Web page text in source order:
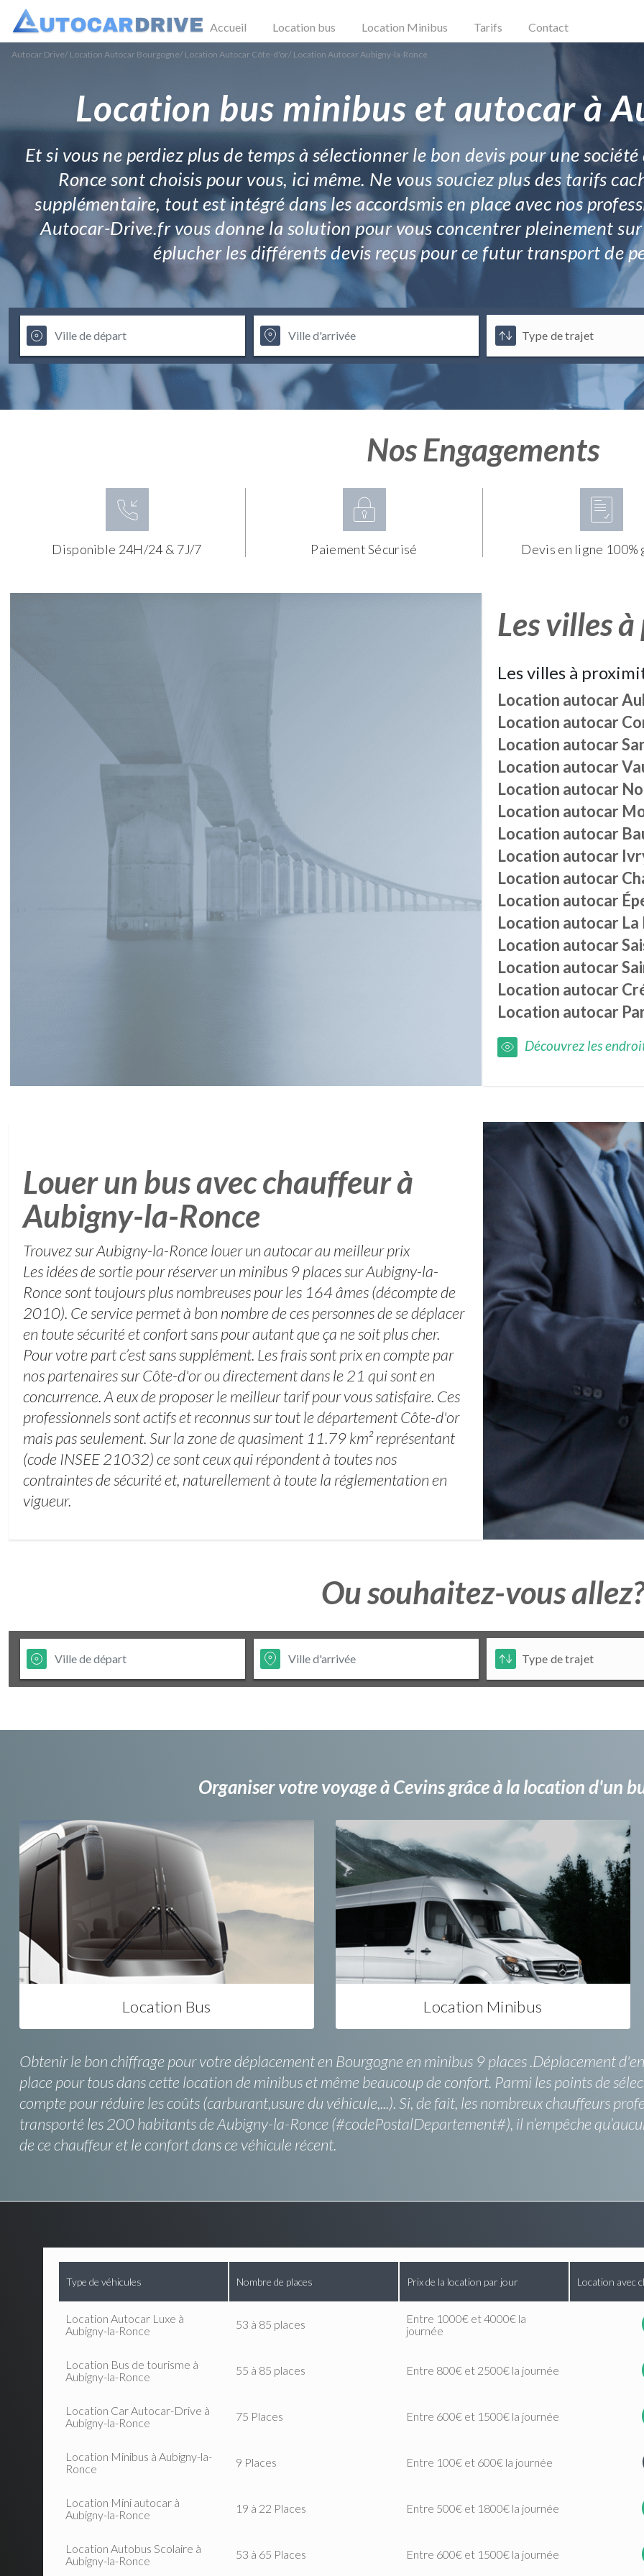
Accueil Location bus Location Minibus Tarifs Contact
Autocar Drive/ Location Autocar Bourgogne/ Location Autocar Côte-d'or/ Location Autocar Aubigny-la-Ronce
Location bus minibus et autocar à
Et si vous ne perdiez plus de temps à sélectionner le bon devis pour une
Ronce sont choisis pour vous, ici même. Ne vous souciez plus des tarifs
supplémentaire, tout est intégré dans les accordsmis en place avec nos
Autocar-Drive.fr vous donne la solution pour vous concentrer pleinement
éplucher les différents devis reçus pour ce futur transport de
Nos Engagements
Disponible 24H/24 & 7J/7 Paiement Sécurisé Devis en ligne
Les villes
Les villes à
Location autocar
Location autocar
Location autocar
Location autocar
Location autocar
Location autocar
Location autocar
Location autocar
Location autocar
Location autocar
Location autocar
Location autocar
Location autocar
Location autocar
Location autocar
Découvrez les
Louer un bus avec chauffeur à
Aubigny-la-Ronce
Trouvez sur Aubigny-la-Ronce louer un autocar au meilleur prix
Les idées de sortie pour réserver un minibus 9 places sur Aubigny-la-
Ronce sont toujours plus nombreuses pour les 164 âmes (décompte de
2010). Ce service permet à bon nombre de ces personnes de se déplacer
en toute sécurité et confort sans pour autant que ça ne soit plus cher.
Pour votre part c’est sans supplément. Les frais sont prix en compte par
nos partenaires sur Côte-d'or ou directement dans le 21 qui sont en
concurrence. A eux de proposer le meilleur tarif pour vous satisfaire. Ces
professionnels sont actifs et reconnus sur tout le département Côte-d'or
mais pas seulement. Sur la zone de quasiment 11.79 km² représentant
(code INSEE 21032) ce sont ceux qui répondent à toutes nos
contraintes de sécurité et, naturellement à toute la réglementation en
vigueur.
Ou souhaitez-vous allez?
Organiser votre voyage à Cevins grâce à la location d'un
Location Bus Location Minibus
Obtenir le bon chiffrage pour votre déplacement en Bourgogne en minibus 9 places .Déplacement
place pour tous dans cette location de minibus et même beaucoup de confort. Parmi les points de
compte pour réduire les coûts (carburant,usure du véhicule,...). Si, de fait, les nombreux chauffeurs
transporté les 200 habitants de Aubigny-la-Ronce (#codePostalDepartement#), il n’empêche
de ce chauffeur et le confort dans ce véhicule récent.
Type de véhicules Nombre de places Prix de la location par jour Location avec
Location Autocar Luxe à
Aubigny-la-Ronce
53 à 85 places
Entre 1000€ et 4000€ la
journée
Location Bus de tourisme à
Aubigny-la-Ronce
55 à 85 places Entre 800€ et 2500€ la journée
Location Car Autocar-Drive à
Aubigny-la-Ronce
75 Places Entre 600€ et 1500€ la journée
Location Minibus à Aubigny-la-
Ronce
9 Places Entre 100€ et 600€ la journée
Location Mini autocar à
Aubigny-la-Ronce
19 à 22 Places Entre 500€ et 1800€ la journée
Location Autobus Scolaire à
Aubigny-la-Ronce
53 à 65 Places Entre 600€ et 1500€ la journée